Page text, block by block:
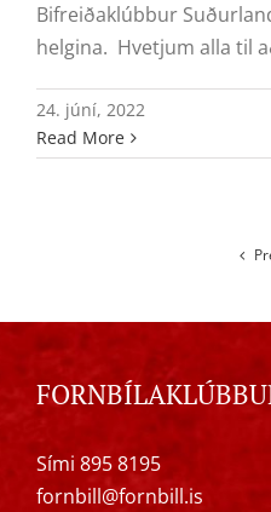
Bifreiðaklúbbur
helgina. Hvetjum alla til
24. júní, 2022
Read More
Sími 895 8195
fornbill@fornbill.is